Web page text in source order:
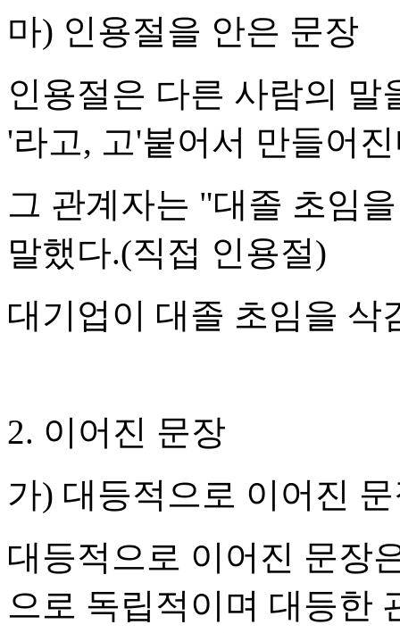
마) 인용절을 안은 문장
인용절은 다른 사람의
'라고, 고'붙어서 만들어
그 관계자는 "대졸 초임
말했다.(직접 인용절)
대기업이 대졸 초임을 삭
2. 이어진 문장
가) 대등적으로 이어진
대등적으로 이어진 문장
으로 독립적이며 대등한